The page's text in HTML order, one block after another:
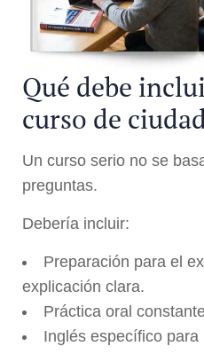
Qué debe
curso de
Un curso serio no se
preguntas.
Debería incluir:
Preparación para el
explicación clara.
Práctica oral
Inglés específico para